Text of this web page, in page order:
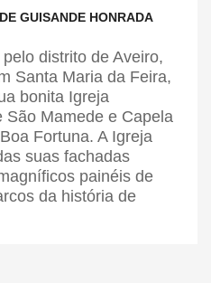
GUISANDE HONRADA
distrito de Aveiro,
Santa Maria da Feira,
bonita Igreja
São Mamede e Capela
Fortuna. A Igreja
suas fachadas
painéis de
da história de